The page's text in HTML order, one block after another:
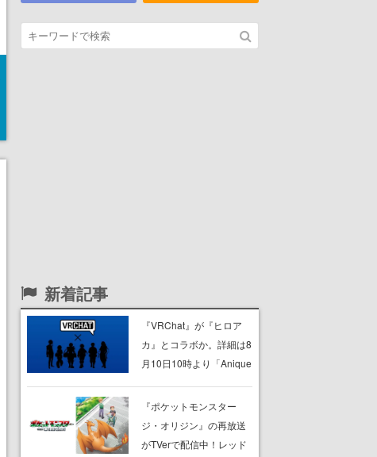
新着記事
『VRChat』が『ヒロア
カ』とコラボか。詳細は8
月10日10時より「Anique
開『ポケットモンスター
ジ・オリジン』の再放送
がTVerで配信中！レッド